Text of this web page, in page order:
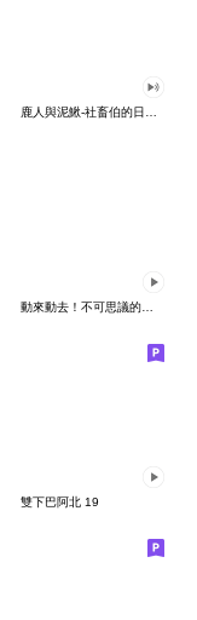
雙下巴阿北 19